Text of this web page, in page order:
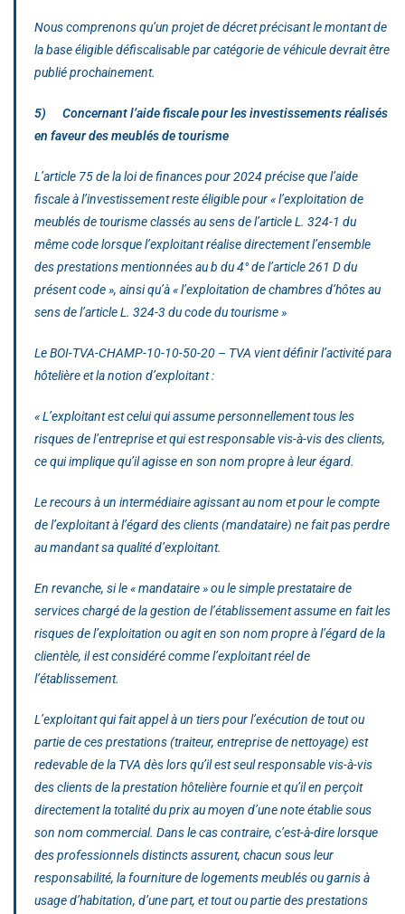
Nous comprenons qu’un projet de décret précisant le montant de
la base éligible défiscalisable par catégorie de véhicule devrait être
publié prochainement.
5) Concernant l’aide fiscale pour les investissements réalisés
en faveur des meublés de tourisme
L’article 75 de la loi de finances pour 2024 précise que l’aide
fiscale à l’investissement reste éligible pour« l’exploitation de
meublés de tourisme classés au sens de l’article L. 324-1 du
même code lorsque l’exploitant réalise directement l’ensemble
des prestations mentionnées au b du 4° de l’article 261 D du
présent code », ainsi qu’à« l’exploitation de chambres d’hôtes au
sens de l’article L. 324-3 du code du tourisme »
Le BOI-TVA-CHAMP-10-10-50-20 – TVA vient définir l’activité para
hôtelière et la notion d’exploitant :
« L’exploitant est celui qui assume personnellement tous les
risques de l’entreprise et qui est responsable vis-à-vis des clients,
ce qui implique qu’il agisse en son nom propre à leur égard.
Le recours à un intermédiaire agissant au nom et pour le compte
de l’exploitant à l’égard des clients (mandataire) ne fait pas perdre
au mandant sa qualité d’exploitant.
En revanche, si le « mandataire » ou le simple prestataire de
services chargé de la gestion de l’établissement assume en fait les
risques de l’exploitation ou agit en son nom propre à l’égard de la
clientèle, il est considéré comme l’exploitant réel de
l’établissement.
L’exploitant qui fait appel à un tiers pour l’exécution de tout ou
partie de ces prestations (traiteur, entreprise de nettoyage) est
redevable de la TVA dès lors qu’il est seul responsable vis-à-vis
des clients de la prestation hôtelière fournie et qu’il en perçoit
directement la totalité du prix au moyen d’une note établie sous
son nom commercial. Dans le cas contraire, c’est-à-dire lorsque
des professionnels distincts assurent, chacun sous leur
responsabilité, la fourniture de logements meublés ou garnis à
usage d’habitation, d’une part, et tout ou partie des prestations